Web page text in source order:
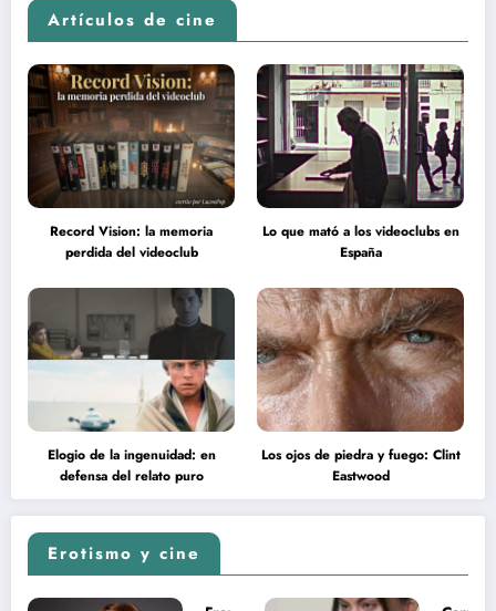
Artículos de cine
Record Vision: la memoria
perdida del videoclub
Lo que mató a los videoclubs en
España
Elogio de la ingenuidad: en
defensa del relato puro
Los ojos de piedra y fuego: Clint
Eastwood
Erotismo y cine